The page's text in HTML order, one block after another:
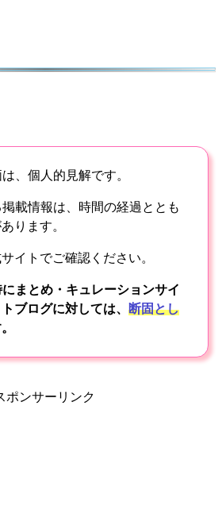
、個人的見解です。
載情報は、時間の経過ととも
ります。
イトでご確認ください。
まとめ・キュレーションサイ
トブログに対しては、断固とし
ポンサーリンク